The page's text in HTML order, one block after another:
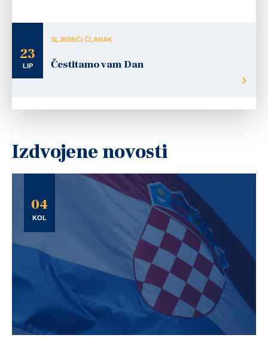
23
LIP
SLJEDEĆI ČLANAK
Čestitamo vam Dan
Izdvojene novosti
04
KOL